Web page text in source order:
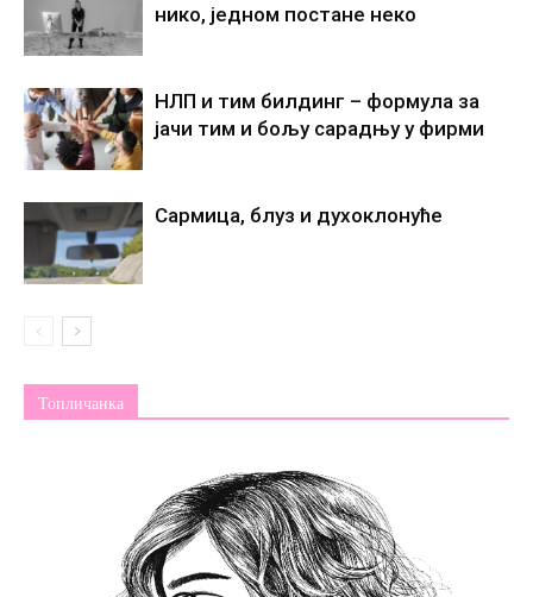
нико, једном постане некo
НЛП и тим билдинг – формула за
јачи тим и бољу сарадњу у фирми
Сармица, блуз и духоклонуће
Топличанка